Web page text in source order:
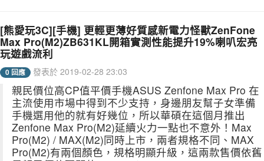
[熊愛玩3C][手機] 更輕更薄好質感新電力怪獸ZenFone
Max Pro(M2)ZB631KL開箱實測性能提升19%喇叭宏亮
玩遊戲流利
0 回應 發表於 2019-02-28 23:03
親民價位高CP值平價手機ASUS Zenfone Max Pro 在
主流使用市場中得到不少支持，身邊朋友幫子女準備
手機選用他的就有好幾位，所以華碩在這個月推出
Zenfone Max Pro(M2)延續火力一點也不意外！Max
Pro(M2) / MAX(M2)同時上市，兩者規格不同、MAX
Pro(M2)有兩個顏色，規格明顯升級，這兩款售價依舊